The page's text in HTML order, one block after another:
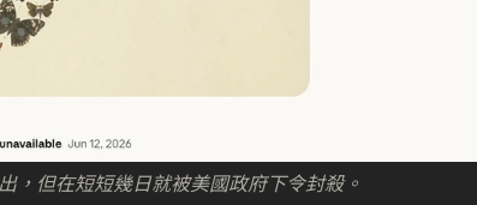
，但在短短幾日就被美國政府下令封殺。